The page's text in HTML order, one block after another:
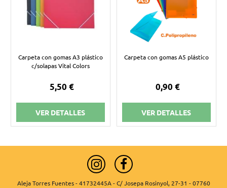
Carpeta con gomas A3 plástico
c/solapas Vital Colors
5,50 €
VER DETALLES
Carpeta con gomas A5 plástico
0,90 €
VER DETALLES
Aleja Torres Fuentes - 41732445A - C/ Josepa Rosinyol, 27-31 - 07760